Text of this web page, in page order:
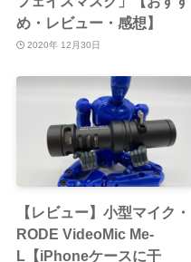
め・レビュー・感想】
2020年 12月30日
【レビュー】小型マイク・
RODE VideoMic Me-
L【iPhoneケースに干